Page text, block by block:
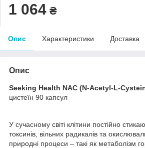
1 064 ₴
Опис Характеристики Доставка
Опис
Seeking Health NAC (N-Acetyl-L-
цистеїн 90 капсул
У сучасному світі клітини постійно
токсинів, вільних радикалів та
природні процеси – такі як метаболізм